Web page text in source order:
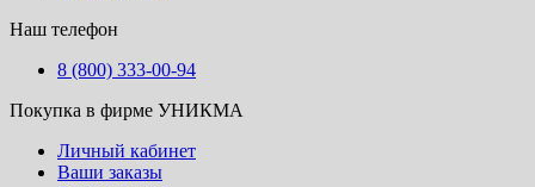
Наш телефон
8 (800) 333-00-94
Покупка в фирме УНИКМА
Личный кабинет
Ваши заказы